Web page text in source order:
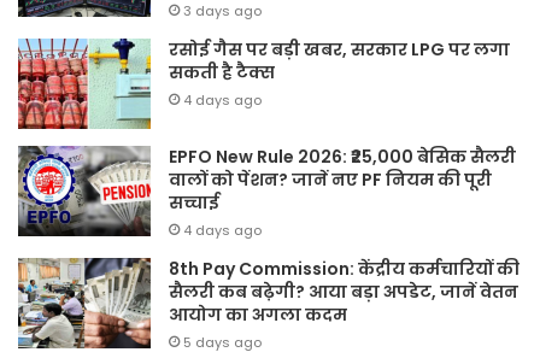
3 days ago
रसोई गैस पर बड़ी खबर, सरकार LPG पर लगा
सकती है टैक्स
4 days ago
EPFO New Rule 2026: ₹25,000 बेसिक सैलरी
वालों को पेंशन? जानें नए PF नियम की पूरी
सच्चाई
4 days ago
8th Pay Commission: केंद्रीय कर्मचारियों की
सैलरी कब बढ़ेगी? आया बड़ा अपडेट, जानें वेतन
आयोग का अगला कदम
5 days ago